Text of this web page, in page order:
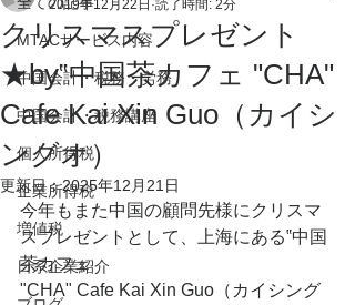
MTACサービス内容
中国会計・税務・労務
中国会計・税務講座
個人所得税
企業所得税
増値税
日系企業紹介
クリスマスプレゼント
★by‟中国茶カフェ "CHA"
Cafe Kai Xin Guo（カイシ
ングオ）
2019年12月22日 読了時間: 2分
更新日：2025年12月21日
今年もまた中国の顧問先様にクリスマ
スプレゼントとして、上海にある‟中国
茶カフェ
"CHA" Cafe Kai Xin Guo（カイシング